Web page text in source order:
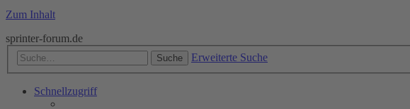
Zum Inhalt
sprinter-forum.de
Suche Erweiterte Suche
Schnellzugriff